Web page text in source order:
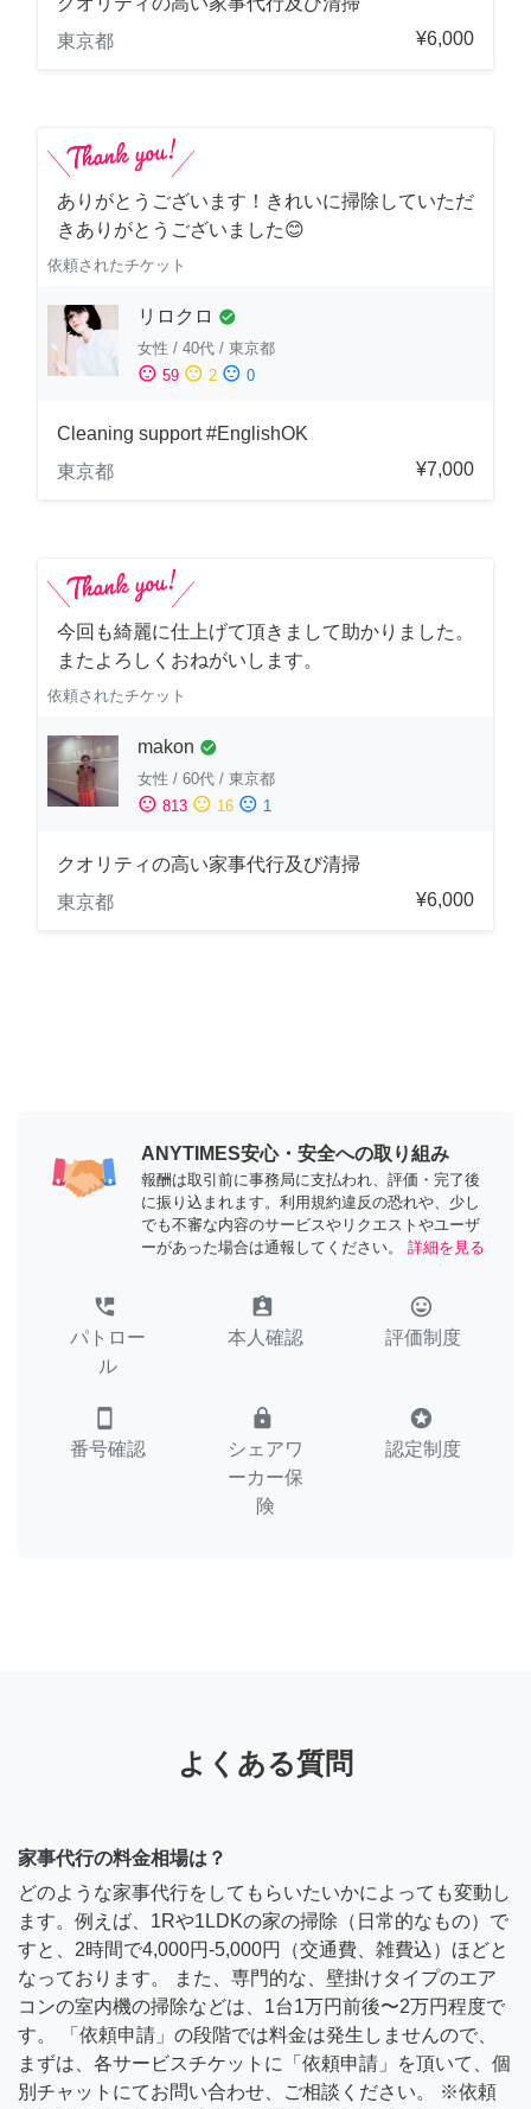
東京都
¥6,000
ありがとうございます！きれいに掃除していただ
きありがとうございました😊
依頼されたチケット
リロクロ check_circle
女性 / 40代 / 東京都
sentiment_satisfied 59 sentiment_neutral 2 sentiment_dissatisfied 0
Cleaning support #EnglishOK
東京都
¥7,000
今回も綺麗に仕上げて頂きまして助かりました。
またよろしくおねがいします。
依頼されたチケット
makon check_circle
女性 / 60代 / 東京都
sentiment_satisfied 813 sentiment_neutral 16 sentiment_dissatisfied 1
クオリティの高い家事代行及び清掃
東京都
¥6,000
ANYTIMES安心・安全への取り組み
報酬は取引前に事務局に支払われ、評価・完了後
に振り込まれます。利用規約違反の恐れや、少し
でも不審な内容のサービスやリクエストやユーザ
ーがあった場合は通報してください。
詳細を見る
perm_phone_msg
パトロー
ル
assignment_ind
本人確認
tag_faces
評価制度
smartphone
番号確認
lock
シェアワ
ーカー保
険
stars
認定制度
よくある質問
家事代行の料金相場は？
どのような家事代行をしてもらいたいかによっても変動し
ます。例えば、1Rや1LDKの家の掃除（日常的なもの）で
すと、2時間で4,000円-5,000円（交通費、雑費込）ほどと
なっております。 また、専門的な、壁掛けタイプのエア
コンの室内機の掃除などは、1台1万円前後〜2万円程度で
す。 「依頼申請」の段階では料金は発生しませんので、
まずは、各サービスチケットに「依頼申請」を頂いて、個
別チャットにてお問い合わせ、ご相談ください。 ※依頼